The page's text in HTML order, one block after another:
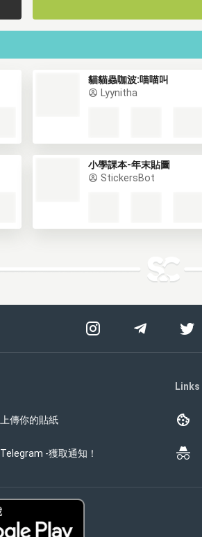
貓貓蟲咖波:喵喵叫
Lyynitha
小學課本-年末貼圖
StickersBot
上傳你的貼紙
Telegram -獲取通知！
Links